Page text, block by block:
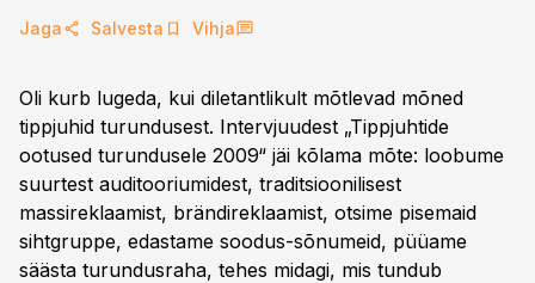
Jaga Salvesta Vihja
Oli kurb lugeda, kui diletantlikult mõtlevad mõned
tippjuhid turundusest. Intervjuudest „Tippjuhtide
ootused turundusele 2009“ jäi kõlama mõte: loobume
suurtest auditooriumidest, traditsioonilisest
massireklaamist, brändireklaamist, otsime pisemaid
sihtgruppe, edastame soodus-sõnumeid, püüame
säästa turundusraha, tehes midagi, mis tundub